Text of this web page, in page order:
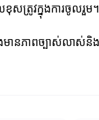
ត្រូវក្នុងការចូលរួ
ងមានភាពច្បាស់ល